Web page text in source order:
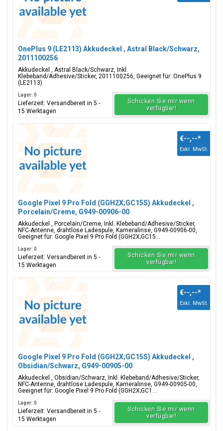
OnePlus 9 (LE2113) Akkudeckel , Astral Black/Schwarz,
2011100256
Akkudeckel , Astral Black/Schwarz, Inkl.
Klebeband/Adhesive/Sticker, 2011100256, Geeignet für: OnePlus 9
(LE2113)
Lager: 0
Lieferzeit: Versandbereit in 5 -
15 Werktagen
Schicken Sie mir wenn
verfügbar!
Google Pixel 9 Pro Fold (GGH2X;GC15S) Akkudeckel ,
Porcelain/Creme, G949-00906-00
Akkudeckel , Porcelain/Creme, Inkl. Klebeband/Adhesive/Sticker,
NFC-Antenne, drahtlose Ladespule, Kameralinse, G949-00906-00,
Geeignet für: Google Pixel 9 Pro Fold (GGH2X;GC15...
€--,--*
Exkl. MwSt.
Lager: 0
Lieferzeit: Versandbereit in 5 -
15 Werktagen
Schicken Sie mir wenn
verfügbar!
Google Pixel 9 Pro Fold (GGH2X;GC15S) Akkudeckel ,
Obsidian/Schwarz, G949-00905-00
Akkudeckel , Obsidian/Schwarz, Inkl. Klebeband/Adhesive/Sticker,
NFC-Antenne, drahtlose Ladespule, Kameralinse, G949-00905-00,
Geeignet für: Google Pixel 9 Pro Fold (GGH2X;GC1...
€--,--*
Exkl. MwSt.
Lager: 0
Lieferzeit: Versandbereit in 5 -
15 Werktagen
Schicken Sie mir wenn
verfügbar!